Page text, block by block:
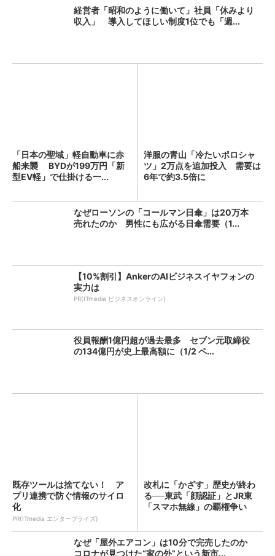
経営者「昭和のように働いて」社員「休みより
収入」 導入してほしい制度1位でも「週...
「日本の聖域」軽自動車に赤
船来襲 BYDが199万円「新
型EV軽」で仕掛ける一...
洋服の青山「冷たいポロシャ
ツ」2万点を追加投入 需要は
6年で約3.5倍に
なぜローソンの「コールマン日傘」は20万本
売れたのか 男性にも広がる日傘需要（1...
【10%割引】AnkerのAIビジネスイヤフォンの
実力は
PR(ITmedia ビジネスオンライン)
役員報酬1億円超が過去最多 セブン元取締役
の134億円が史上最高額に（1/2 ペ...
既存ツールは捨てない！ ア
プリ連携で防ぐ情報のサイロ
化
PR(ITmedia エンタープライズ)
改札に「かざす」歴史が終わ
る──東武「顔認証」とJR東
「スマホ無線」の覇権争い
なぜ「屋外エアコン」は10分で完売したのか
コロナが見つけた“家の外”という新市...